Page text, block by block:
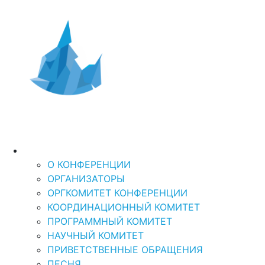
О КОНФЕРЕНЦИИ
ОРГАНИЗАТОРЫ
ОРГКОМИТЕТ КОНФЕРЕНЦИИ
КООРДИНАЦИОННЫЙ КОМИТЕТ
ПРОГРАММНЫЙ КОМИТЕТ
НАУЧНЫЙ КОМИТЕТ
ПРИВЕТСТВЕННЫЕ ОБРАЩЕНИЯ